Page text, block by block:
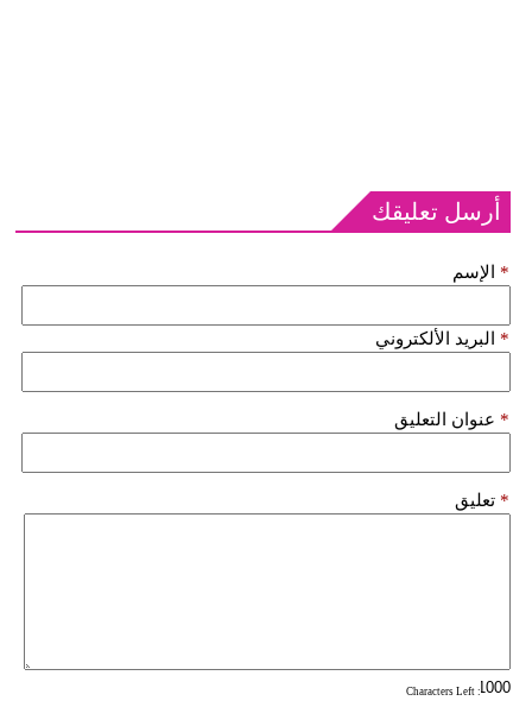
أرسل تعليقك
الإسم *
البريد الألكتروني *
عنوان التعليق *
تعليق *
: Characters Left